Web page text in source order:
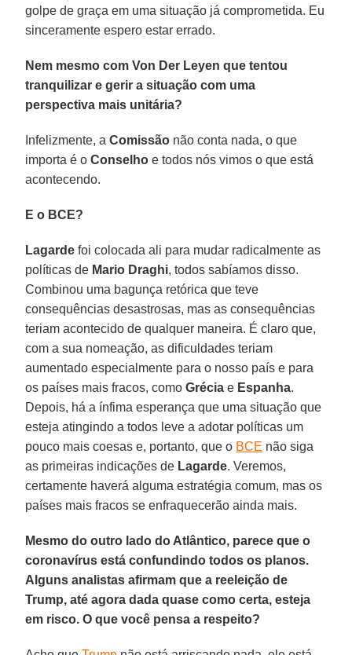
golpe de graça em uma situação já comprometida. Eu
sinceramente espero estar errado.
Nem mesmo com Von Der Leyen que tentou
tranquilizar e gerir a situação com uma
perspectiva mais unitária?
Infelizmente, aComissão não conta nada, o que
importa é oConselho e todos nós vimos o que está
acontecendo.
E o BCE?
Lagarde foi colocada ali para mudar radicalmente as
políticas de Mario Draghi, todos sabíamos disso.
Combinou uma bagunça retórica que teve
consequências desastrosas, mas as consequências
teriam acontecido de qualquer maneira. É claro que,
com a sua nomeação, as dificuldades teriam
aumentado especialmente para o nosso país e para
os países mais fracos, comoGrécia e Espanha.
Depois, há a ínfima esperança que uma situação que
esteja atingindo a todos leve a adotar políticas um
pouco mais coesas e, portanto, que o BCE não siga
as primeiras indicações de Lagarde. Veremos,
certamente haverá alguma estratégia comum, mas os
países mais fracos se enfraquecerão ainda mais.
Mesmo do outro lado do Atlântico, parece que o
coronavírus está confundindo todos os planos.
Alguns analistas afirmam que a reeleição de
Trump, até agora dada quase como certa, esteja
em risco. O que você pensa a respeito?